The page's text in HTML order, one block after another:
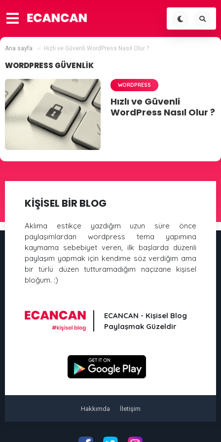
Ana sayfa Hızlı ve Güvenli WordPress Nasıl Olur ?
WORDPRESS GÜVENLIK
WORDPRESS
Hızlı ve Güvenli
WordPress Nasıl Olur ?
KİŞİSEL BİR BLOG
Aklıma estikçe yazdığım uzun süre önce
paylaşımlardan wordpress tema yapımına
kaymama sebebiyet veren, ilk başlarda düzenli
paylaşım yapmak için kendime söz verdiğim ama
bir türlü düzen tutturamadığım naçizane kişisel
bloğum. :)
ECANCAN - Kişisel Blog
Paylaşmak Güzeldir
Hakkımda İletişim